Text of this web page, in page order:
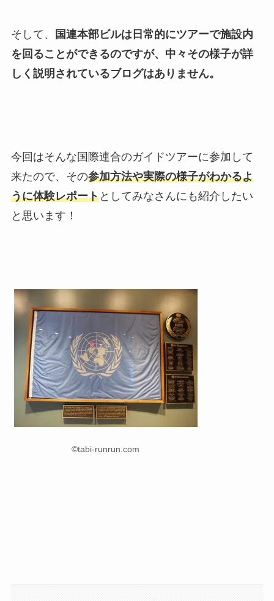
そして、
国連本部ビルは日常的にツアーで施設内
を回ることができるのですが、中々その様子が詳
しく説明されているブログはありません。
今回はそんな国際連合のガイドツアーに参加して
来たので、その参加方法や実際の様子がわかるよ
うに体験レポートとしてみなさんにも紹介したい
と思います！
©tabi-runrun.com